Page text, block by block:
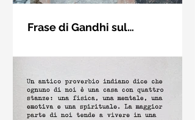
Frase di Gandhi sul